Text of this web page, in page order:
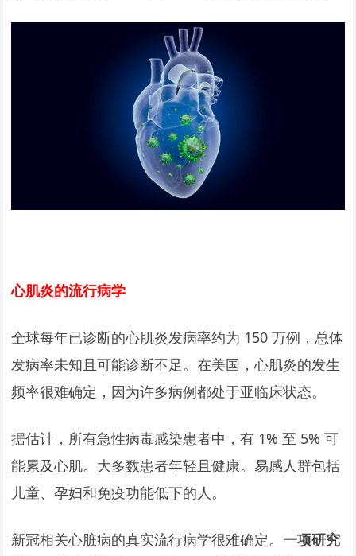
心肌炎的流行病学
全球每年已诊断的心肌炎发病率约为 150 万例，总体
发病率未知且可能诊断不足。在美国，心肌炎的发生
频率很难确定，因为许多病例都处于亚临床状态。
据估计，所有急性病毒感染患者中，有 1% 至 5% 可
能累及心肌。大多数患者年轻且健康。易感人群包括
儿童、孕妇和免疫功能低下的人。
新冠相关心脏病的真实流行病学很难确定。一项研究